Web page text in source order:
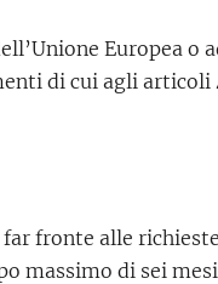
Europea o
di cui agli
fronte alle
di sei